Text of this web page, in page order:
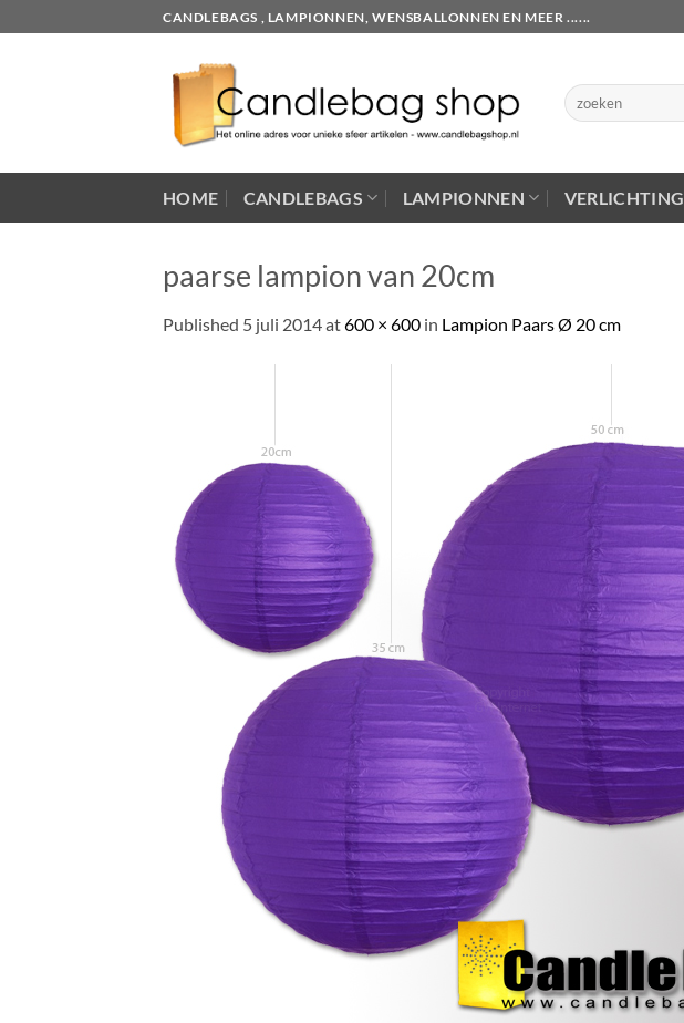
to
CANDLEBAGS , LAMPIONNEN, WENSBALLONNEN EN MEER ......
Zoeken
naar:
HOME CANDLEBAGS LAMPIONNEN VERLICHTING
paarse lampion van 20cm
Published 5 juli 2014at600 × 600 in Lampion Paars Ø 20 cm